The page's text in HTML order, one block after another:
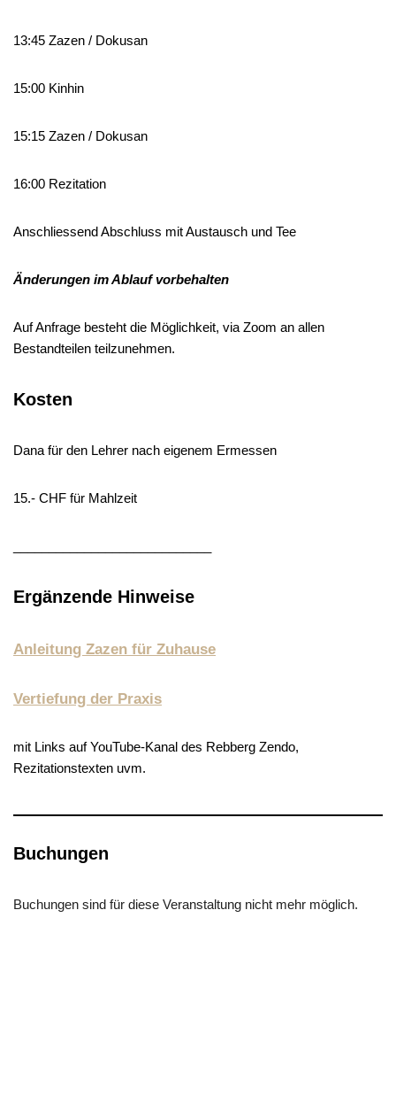
13:45 Zazen / Dokusan
15:00 Kinhin
15:15 Zazen / Dokusan
16:00 Rezitation
Anschliessend Abschluss mit Austausch und Tee
Änderungen im Ablauf vorbehalten
Auf Anfrage besteht die Möglichkeit, via Zoom an allen
Bestandteilen teilzunehmen.
Kosten
Dana für den Lehrer nach eigenem Ermessen
15.- CHF für Mahlzeit
Ergänzende Hinweise
Anleitung Zazen für Zuhause
Vertiefung der Praxis
mit Links auf YouTube-Kanal des Rebberg Zendo,
Rezitationstexten uvm.
Buchungen
Buchungen sind für diese Veranstaltung nicht mehr möglich.